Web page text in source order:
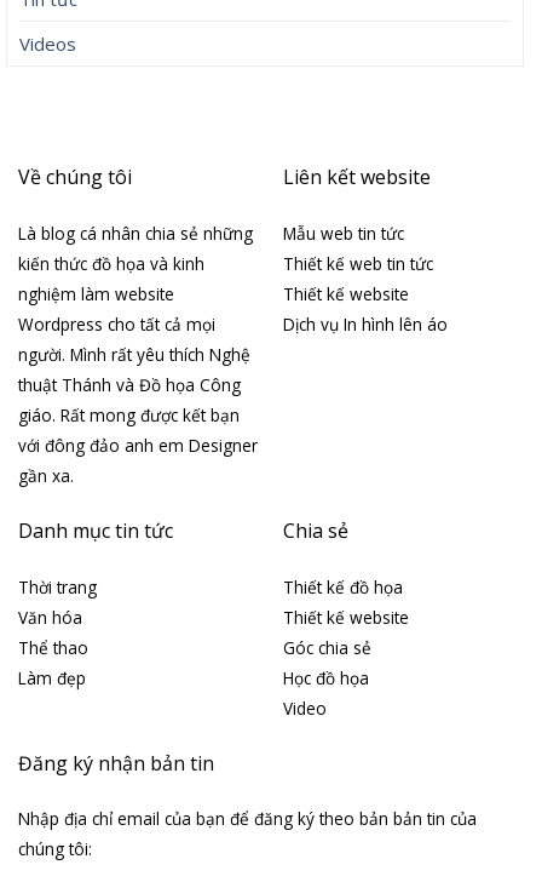
Videos
Về chúng tôi
Là blog cá nhân chia sẻ những
kiến thức đồ họa và kinh
nghiệm làm website
Wordpress cho tất cả mọi
người. Mình rất yêu thích Nghệ
thuật Thánh và Đồ họa Công
giáo. Rất mong được kết bạn
với đông đảo anh em Designer
gần xa.
Liên kết website
Mẫu web tin tức
Thiết kế web tin tức
Thiết kế website
Dịch vụ In hình lên áo
Danh mục tin tức
Thời trang
Văn hóa
Thể thao
Làm đẹp
Chia sẻ
Thiết kế đồ họa
Thiết kế website
Góc chia sẻ
Học đồ họa
Video
Đăng ký nhận bản tin
Nhập địa chỉ email của bạn để đăng ký theo bản bản tin của
chúng tôi: